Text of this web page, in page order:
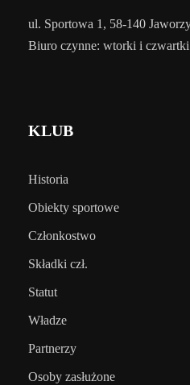
ul. Sportowa 1, 58-140
Biuro czynne: wtorki i
KLUB
Historia
Obiekty sportowe
Członkostwo
Składki czł.
Statut
Władze
Partnerzy
Osoby zasłużone